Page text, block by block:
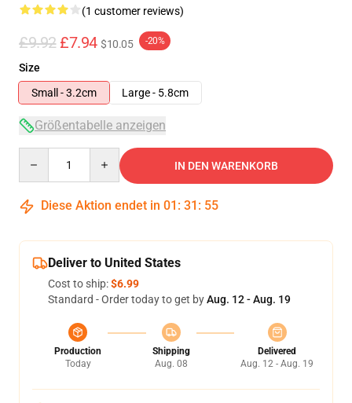
(1 customer reviews)
£9.92 £7.94 $10.05 -20%
Size
Small - 3.2cm
Large - 5.8cm
Größentabelle anzeigen
IN DEN WARENKORB
Diese Aktion endet in 01 : 31 : 54
Deliver to United States
Cost to ship:$6.99
Standard - Order today to get byAug. 12 - Aug. 19
Production
Today
Shipping
Aug. 08
Delivered
Aug. 12 - Aug. 19